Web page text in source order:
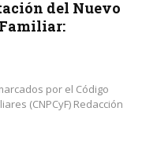
del Nuevo
por el Código
(CNPCyF) Redacción